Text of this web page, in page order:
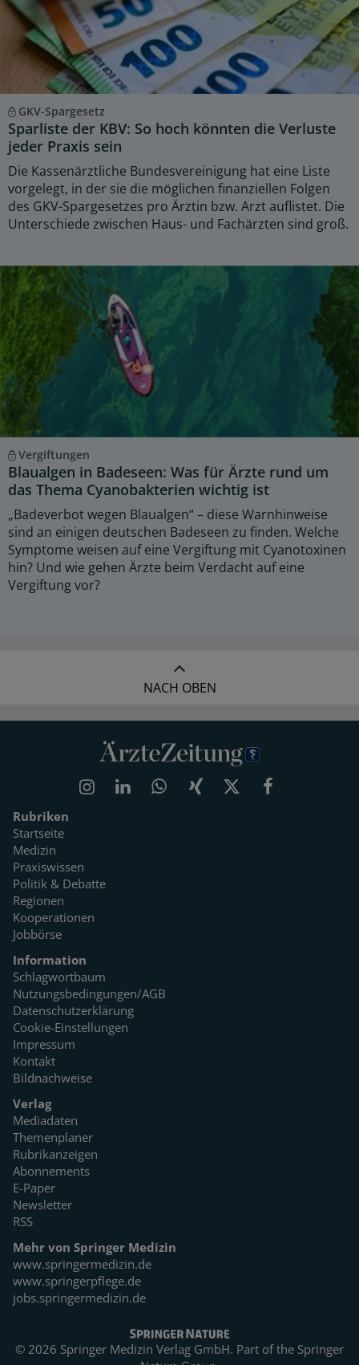
GKV-Spargesetz
Sparliste der KBV: So hoch könnten die Verluste
jeder Praxis sein
Die Kassenärztliche Bundesvereinigung hat eine Liste
vorgelegt, in der sie die möglichen finanziellen Folgen
des GKV-Spargesetzes pro Ärztin bzw. Arzt auflistet. Die
Unterschiede zwischen Haus- und Fachärzten sind groß.
Vergiftungen
Blaualgen in Badeseen: Was für Ärzte rund um
das Thema Cyanobakterien wichtig ist
„Badeverbot wegen Blaualgen“ – diese Warnhinweise
sind an einigen deutschen Badeseen zu finden. Welche
Symptome weisen auf eine Vergiftung mit Cyanotoxinen
hin? Und wie gehen Ärzte beim Verdacht auf eine
Vergiftung vor?
NACH OBEN
Rubriken
Startseite
Medizin
Praxiswissen
Politik & Debatte
Regionen
Kooperationen
Jobbörse
Information
Schlagwortbaum
Nutzungsbedingungen/AGB
Datenschutzerklärung
Cookie-Einstellungen
Impressum
Kontakt
Bildnachweise
Verlag
Mediadaten
Themenplaner
Rubrikanzeigen
Abonnements
E-Paper
Newsletter
RSS
Mehr von Springer Medizin
www.springermedizin.de
www.springerpflege.de
jobs.springermedizin.de
© 2026 Springer Medizin Verlag GmbH. Part of the Springer